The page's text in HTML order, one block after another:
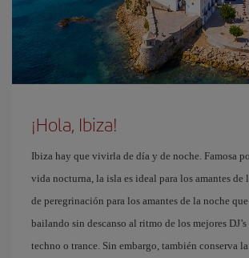
¡Hola, Ibiza!
Ibiza hay que vivirla de día y de noche. Famosa
vida nocturna, la isla es ideal para los amantes de
de peregrinación para los amantes de la noche
bailando sin descanso al ritmo de los mejores
techno o trance. Sin embargo, también conserva la